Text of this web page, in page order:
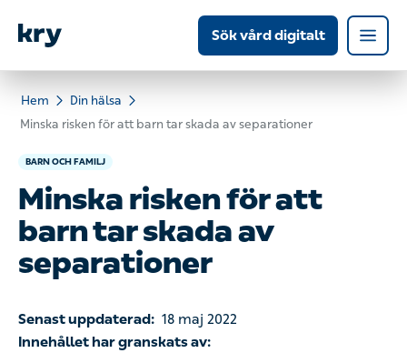
Sök vård digitalt
Hem
Din hälsa
Minska risken för att barn tar skada av separationer
BARN OCH FAMILJ
Minska risken för att
barn tar skada av
separationer
Senast uppdaterad: 18 maj 2022
Innehållet har granskats av: